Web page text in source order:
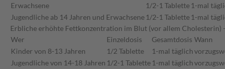
Erwachsene
1/2-1 Tablette 1-mal
Jugendliche ab 14 Jahren und Erwachsene 1/2-1 Tablette 1-mal
Erbliche erhöhte Fettkonzentration im Blut (vor allem Cholesterin)
Wer
Einzeldosis Gesamtdosis Wann
Kinder von 8-13 Jahren
1/2 Tablette 1-mal täglich
Jugendliche von 14-18 Jahren 1/2-1 Tablette 1-mal täglich